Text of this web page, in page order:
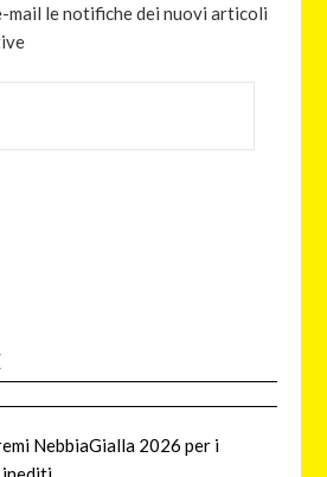
mail le notifiche dei nuovi articoli
NebbiaGialla 2026 per i